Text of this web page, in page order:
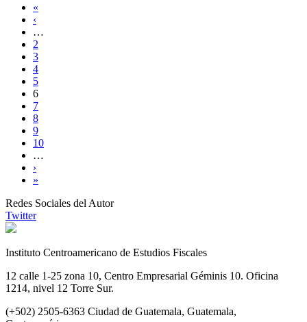
Páginas
«
‹
…
2
3
4
5
6
7
8
9
10
…
›
»
Redes Sociales del Autor
Twitter
Instituto Centroamericano de Estudios Fiscales
12 calle 1-25 zona 10, Centro Empresarial Géminis 10. Oficina
1214, nivel 12 Torre Sur.
(+502) 2505-6363 Ciudad de Guatemala, Guatemala,